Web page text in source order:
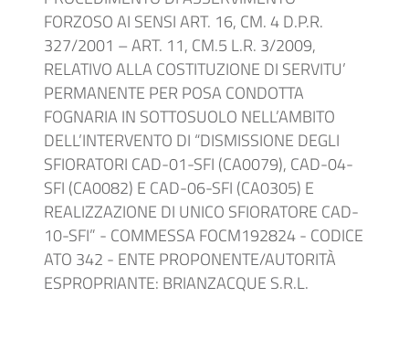
FORZOSO AI SENSI ART. 16, CM. 4 D.P.R.
327/2001 – ART. 11, CM.5 L.R. 3/2009,
RELATIVO ALLA COSTITUZIONE DI SERVITU’
PERMANENTE PER POSA CONDOTTA
FOGNARIA IN SOTTOSUOLO NELL’AMBITO
DELL’INTERVENTO DI “DISMISSIONE DEGLI
SFIORATORI CAD-01-SFI (CA0079), CAD-04-
SFI (CA0082) E CAD-06-SFI (CA0305) E
REALIZZAZIONE DI UNICO SFIORATORE CAD-
10-SFI” - COMMESSA FOCM192824 - CODICE
ATO 342 - ENTE PROPONENTE/AUTORITÀ
ESPROPRIANTE: BRIANZACQUE S.R.L.